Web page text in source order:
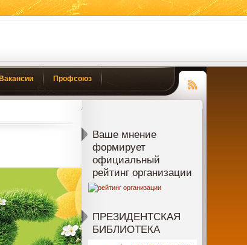
Вакансии Профсоюз
Чтение
Ваше мнение
формирует
официальный
рейтинг организации
ПРЕЗИДЕНТСКАЯ
БИБЛИОТЕКА